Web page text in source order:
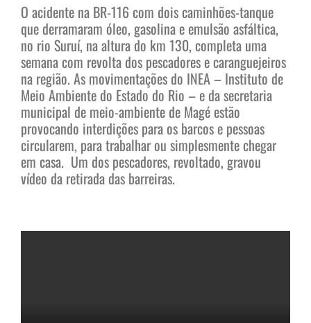
O acidente na BR-116 com dois caminhões-tanque
que derramaram óleo, gasolina e emulsão asfáltica,
no rio Suruí, na altura do km 130, completa uma
semana com revolta dos pescadores e caranguejeiros
na região. As movimentações do INEA – Instituto de
Meio Ambiente do Estado do Rio – e da secretaria
municipal de meio-ambiente de Magé estão
provocando interdições para os barcos e pessoas
circularem, para trabalhar ou simplesmente chegar
em casa. Um dos pescadores, revoltado, gravou
vídeo da retirada das barreiras.